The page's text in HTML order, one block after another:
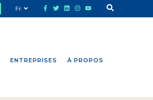
ENTREPRISES À PROPOS
Fr